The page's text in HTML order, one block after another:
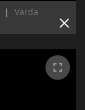
|
Varda